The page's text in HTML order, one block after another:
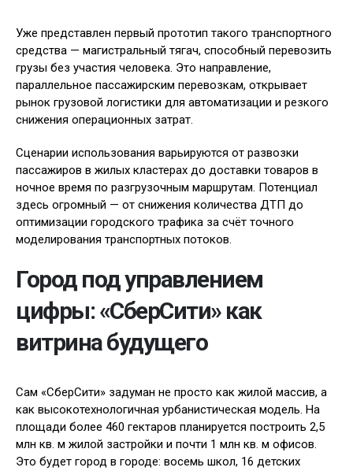
Уже представлен первый прототип такого транспортного
средства — магистральный тягач, способный перевозить
грузы без участия человека. Это направление,
параллельное пассажирским перевозкам, открывает
рынок грузовой логистики для автоматизации и резкого
снижения операционных затрат.
Сценарии использования варьируются от развозки
пассажиров в жилых кластерах до доставки товаров в
ночное время по разгрузочным маршрутам. Потенциал
здесь огромный — от снижения количества ДТП до
оптимизации городского трафика за счёт точного
моделирования транспортных потоков.
Город под управлением
цифры: «СберСити» как
витрина будущего
Сам «СберСити» задуман не просто как жилой массив, а
как высокотехнологичная урбанистическая модель. На
площади более 460 гектаров планируется построить 2,5
млн кв. м жилой застройки и почти 1 млн кв. м офисов.
Это будет город в городе: восемь школ, 16 детских